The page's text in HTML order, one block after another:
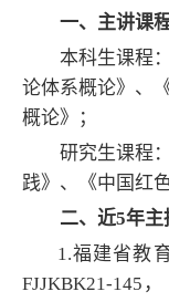
一、主讲课
本科生课程
论体系概论》、
概论》；
研究生课程：
践》、《中国红
二、近5年
1.福建省教
FJJKBK21-145